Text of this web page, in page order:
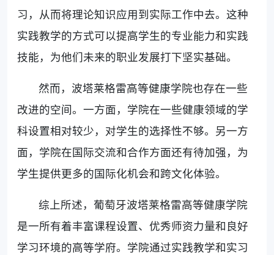
习，从而将理论知识应用到实际工作中去。这种
实践教学的方式可以提高学生的专业能力和实践
技能，为他们未来的职业发展打下坚实基础。
然而，波塔莱格雷高等健康学院也存在一些
改进的空间。一方面，学院在一些健康领域的学
科设置相对较少，对学生的选择性不够。另一方
面，学院在国际交流和合作方面还有待加强，为
学生提供更多的国际化机会和跨文化体验。
综上所述，葡萄牙波塔莱格雷高等健康学院
是一所有着丰富课程设置、优秀师资力量和良好
学习环境的高等学府。学院通过实践教学和实习